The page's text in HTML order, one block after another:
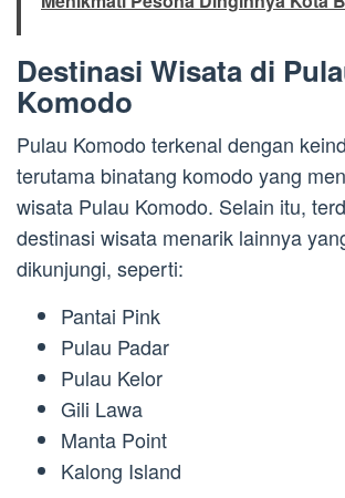
Destinasi Wisata di
Komodo
Pulau Komodo terkenal dengan
terutama binatang komodo yang
wisata Pulau Komodo. Selain itu,
destinasi wisata menarik lainnya
dikunjungi, seperti:
Pantai Pink
Pulau Padar
Pulau Kelor
Gili Lawa
Manta Point
Kalong Island